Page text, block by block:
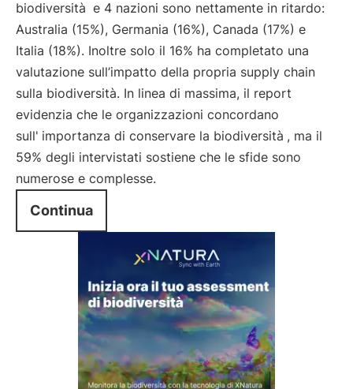
biodiversità e 4 nazioni sono nettamente in ritardo:
Australia (15%), Germania (16%), Canada (17%) e
Italia (18%). Inoltre solo il 16% ha completato una
valutazione sull’impatto della propria supply chain
sulla biodiversità. In linea di massima, il report
evidenzia che le organizzazioni concordano
sull' importanza di conservare la biodiversità , ma il
59% degli intervistati sostiene che le sfide sono
numerose e complesse.
Continua